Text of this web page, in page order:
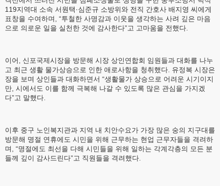
119지역대 소속 서원택·심준규 소방위와 전직 간호사 배지영 씨에게
표창을 수여하며, “투철한 사명감과 이웃을 생각하는 사려 깊은 마음
으로 의로운 일을 실천한 것에 감사한다”고 고마움을 전했다.
이어, 신포국제시장을 방문해 시장 상인연합회 임원들과 대화를 나누
고 최근 생활 물가상승으로 인한 애로사항을 청취했다. 유정복 시장은
장을 보며 상인들과 대화하면서 “생활물가 상승으로 어려운 시기이지
만, 시에서도 이를 함께 극복해 나갈 수 있도록 많은 관심을 가지겠
다”고 말했다.
이후 중구 노인복지관과 지역 내 치안수요가 가장 많은 숭의 지구대를
방문해 명절 연휴에도 시민을 위해 근무하는 현업 근무자들을 격려하
며, “명절에도 최선을 다해 시민들을 위해 일하는 각계각층의 모든 분
들께 깊이 감사드린다”고 직원들을 격려했다.